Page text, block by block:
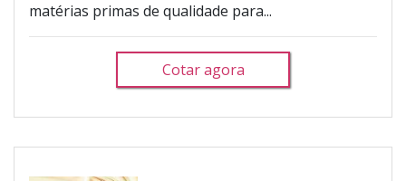
matérias primas de qualidade para...
Cotar agora